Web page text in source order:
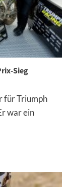
Sieg
für Triumph
war ein